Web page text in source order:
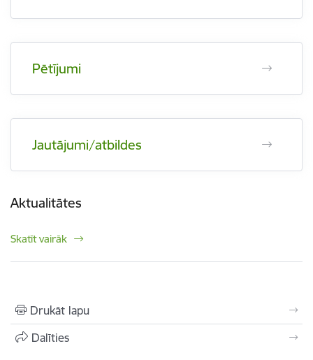
Pētījumi
Jautājumi/atbildes
Aktualitātes
Skatīt vairāk
Drukāt lapu
Dalīties